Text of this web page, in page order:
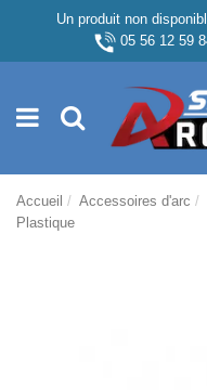
Un produit non
05 56 12 59
Accueil Accessoires d'arc
Plastique